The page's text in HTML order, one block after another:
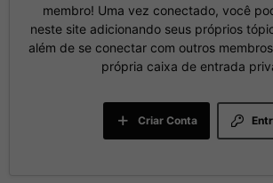
membro! Uma vez conectado, você
neste site adicionando seus próprios
além de se conectar com outros
própria caixa de entrada
Criar Conta